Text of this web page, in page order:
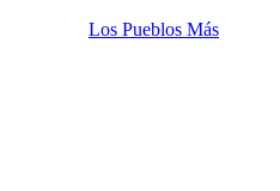
Los Pueblos Más